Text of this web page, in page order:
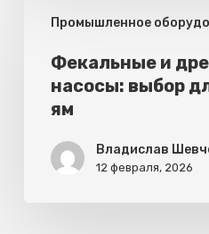
Промышленное
дренажные
насосы:
выбор
выгребных
Фекальные и
насосы: выбор
ям
Владислав
12 февраля, 2026